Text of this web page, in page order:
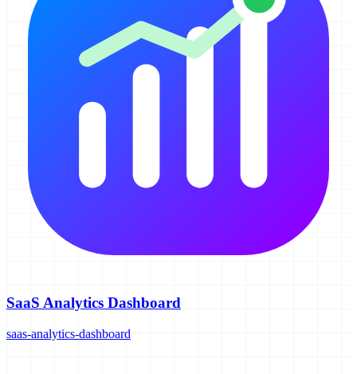
SaaS Analytics Dashboard
saas-analytics-dashboard